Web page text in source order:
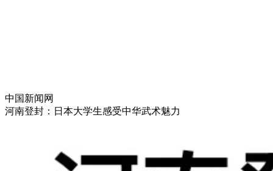
中国新闻网
河南登封：日本大学生感受中华武术魅力